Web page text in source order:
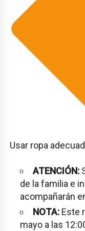
Usar ropa
ATENCIÓN:
de la familia e
acompañarán
NOTA: Este
mayo a las